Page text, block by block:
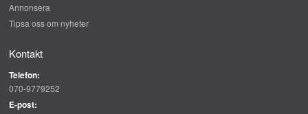
Annonsera
Tipsa oss om nyheter
Kontakt
Telefon:
070-9779252
E-post: